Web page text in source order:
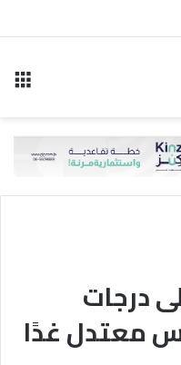
درجات
معتدل غدًا